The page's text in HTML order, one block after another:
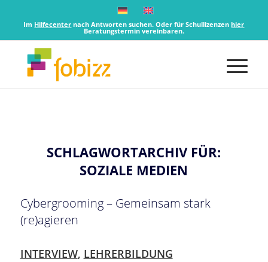
Im Hilfecenter nach Antworten suchen. Oder für Schullizenzenhier
Beratungstermin vereinbaren.
SCHLAGWORTARCHIV FÜR:
SOZIALE MEDIEN
Cybergrooming – Gemeinsam stark
(re)agieren
INTERVIEW, LEHRERBILDUNG